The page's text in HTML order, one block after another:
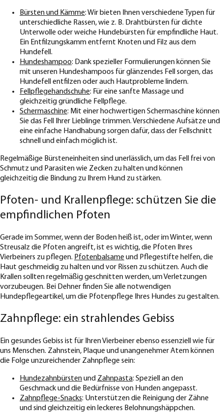
Bürsten und Kämme: Wir bieten Ihnen verschiedene Typen für
unterschiedliche Rassen, wie z. B. Drahtbürsten für dichte
Unterwolle oder weiche Hundebürsten für empfindliche Haut.
Ein Entfilzungskamm entfernt Knoten und Filz aus dem
Hundefell.
Hundeshampoo: Dank spezieller Formulierungen können Sie
mit unseren Hundeshampoos für glänzendes Fell sorgen, das
Hundefell entfilzen oder auch Hautprobleme lindern.
Fellpflegehandschuhe: Für eine sanfte Massage und
gleichzeitig gründliche Fellpflege.
Schermaschine: Mit einer hochwertigen Schermaschine können
Sie das Fell Ihrer Lieblinge trimmen. Verschiedene Aufsätze und
eine einfache Handhabung sorgen dafür, dass der Fellschnitt
schnell und einfach möglich ist.
Regelmäßige Bürsteneinheiten sind unerlässlich, um das Fell frei von
Schmutz und Parasiten wie Zecken zu halten und können
gleichzeitig die Bindung zu Ihrem Hund zu stärken.
Pfoten- und Krallenpflege: schützen Sie die
empfindlichen Pfoten
Gerade im Sommer, wenn der Boden heiß ist, oder im Winter, wenn
Streusalz die Pfoten angreift, ist es wichtig, die Pfoten Ihres
Vierbeiners zu pflegen. Pfotenbalsame und Pflegestifte helfen, die
Haut geschmeidig zu halten und vor Rissen zu schützen. Auch die
Krallen sollten regelmäßig geschnitten werden, um Verletzungen
vorzubeugen. Bei Dehner finden Sie alle notwendigen
Hundepflegeartikel, um die Pfotenpflege Ihres Hundes zu gestalten.
Zahnpflege: ein strahlendes Gebiss
Ein gesundes Gebiss ist für Ihren Vierbeiner ebenso essenziell wie für
uns Menschen. Zahnstein, Plaque und unangenehmer Atem können
die Folge unzureichender Zahnpflege sein:
Hundezahnbürstenund Zahnpasta: Speziell an den
Geschmack und die Bedürfnisse von Hunden angepasst.
Zahnpflege-Snacks: Unterstützen die Reinigung der Zähne
und sind gleichzeitig ein leckeres Belohnungshäppchen.